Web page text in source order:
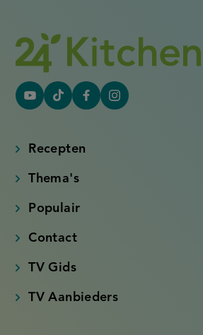
YouTube
link)
Tiktok
link)
FacebookInstagram
Recepten
Thema's
Populair
Contact
TV Gids
TV Aanbieders